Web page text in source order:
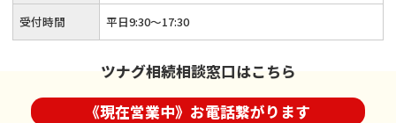
受付時間 平日9:30～17:30
ツナグ相続相談窓口はこちら
《現在営業中》お電話繋がります